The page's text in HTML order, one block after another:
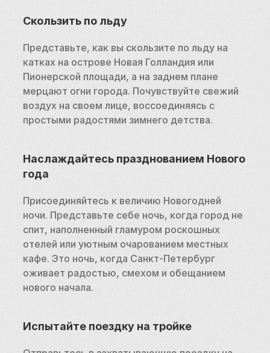
Скользить по льду
Представьте, как вы скользите по льду на
катках на острове Новая Голландия или
Пионерской площади, а на заднем плане
мерцают огни города. Почувствуйте свежий
воздух на своем лице, воссоединяясь с
простыми радостями зимнего детства.
Наслаждайтесь празднованием Нового
года
Присоединяйтесь к величию Новогодней
ночи. Представьте себе ночь, когда город не
спит, наполненный гламуром роскошных
отелей или уютным очарованием местных
кафе. Это ночь, когда Санкт-Петербург
оживает радостью, смехом и обещанием
нового начала.
Испытайте поездку на тройке